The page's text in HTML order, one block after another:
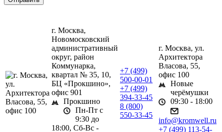
г. Москва,
Новомосковский
административный
округ, район
Коммунарка,
квартал № 35, 10,
БЦ «Прокшино»,
офис 901
Прокшино
Пн-Пт с
9:30 до
18:00, Сб-Вс -
+7 (499)
500-00-01
+7 (499)
394-33-45
8 (800)
550-33-45
г. Москва, ул.
Архитектора
Власова, 55,
офис 100
Новые
черёмушки
09:30 - 18:00
info@kromwell.ru
+7 (499) 113-54-